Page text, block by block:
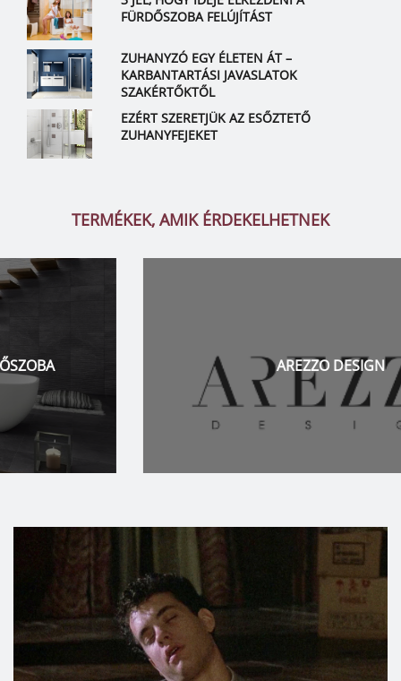
FÜRDŐSZOBA FELÚJÍTÁST
ZUHANYZÓ EGY ÉLETEN ÁT –
KARBANTARTÁSI JAVASLATOK
SZAKÉRTŐKTŐL
EZÉRT SZERETJÜK AZ ESŐZTETŐ
ZUHANYFEJEKET
TERMÉKEK, AMIK ÉRDEKELHETNEK
AREZZO DESIGN